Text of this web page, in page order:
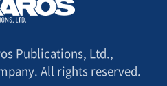
Publications, Ltd.,
All rights reserved.